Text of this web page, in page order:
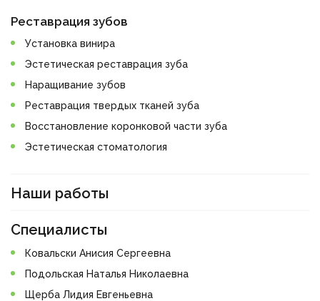
Реставрация зубов
Установка винира
Эстетическая реставрация зуба
Наращивание зубов
Реставрация твердых тканей зуба
Восстановление коронковой части зуба
Эстетическая стоматология
Наши работы
Специалисты
Ковальски Анисия Сергеевна
Подольская Наталья Николаевна
Щерба Лидия Евгеньевна